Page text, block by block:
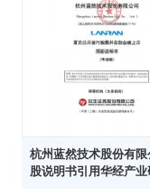
杭州蓝然技术股份有
股说明书引用华经产业